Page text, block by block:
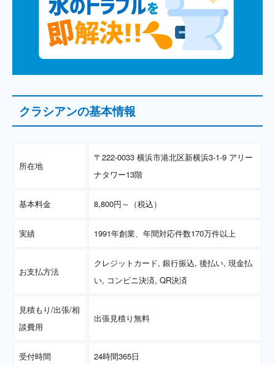
クラシアンの基本情報
所在地
〒222-0033 横浜市港北区新横浜3-1-9 アリー
ナタワー13階
基本料金 8,800円～（税込）
実績 1991年創業、年間対応件数170万件以上
お支払方法
クレジットカード, 銀行振込, 後払い, 現金払
い, コンビニ決済, QR決済
見積もり/出張/相
談費用
出張見積り無料
受付時間 24時間365日